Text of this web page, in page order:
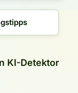
KI-Detektor